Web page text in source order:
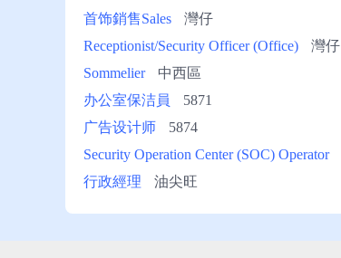
首饰銷售Sales
灣仔
Receptionist/Security Officer (Office)
灣仔
Sommelier
中西區
办公室保洁員
5871
广告设计师
5874
Security Operation Center (SOC) Operator
行政經理
油尖旺